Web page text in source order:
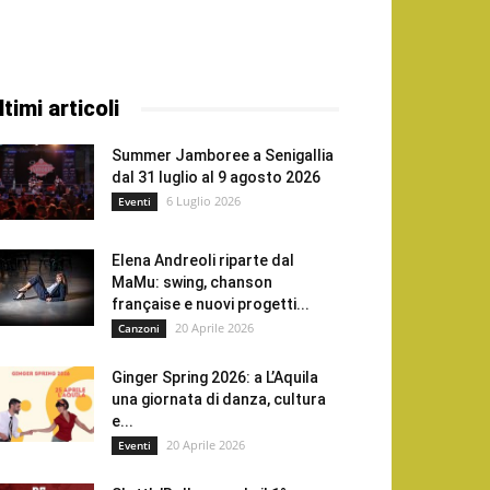
articoli
Summer Jamboree a Senigallia
dal 31 luglio al 9 agosto 2026
Eventi 6 Luglio 2026
Elena Andreoli riparte dal
MaMu: swing, chanson
française e nuovi progetti...
Canzoni 20 Aprile 2026
Ginger Spring 2026: a L’Aquila
una giornata di danza, cultura
e...
Eventi 20 Aprile 2026